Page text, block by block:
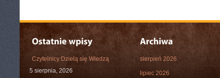
Czytelnicy Dzielą się Wiedzą
5 sierpnia, 2026
sierpień 2026
lipiec 2026